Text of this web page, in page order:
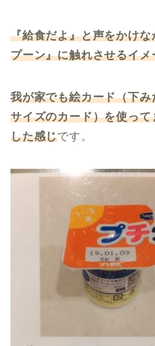
『給食だよ』と声をかけ
プーン』に触れさせるイメ
我が家でも絵カード（下
サイズのカード）を使っ
した感じです。